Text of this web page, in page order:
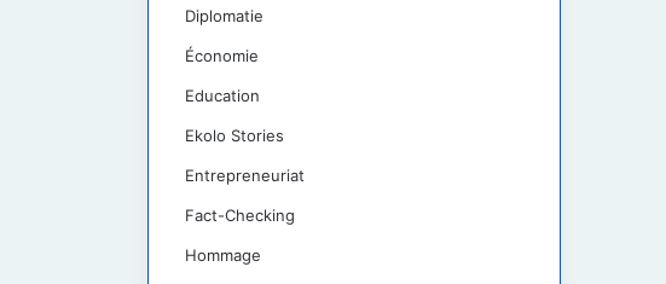
Diplomatie
Économie
Education
Ekolo Stories
Entrepreneuriat
Fact-Checking
Hommage